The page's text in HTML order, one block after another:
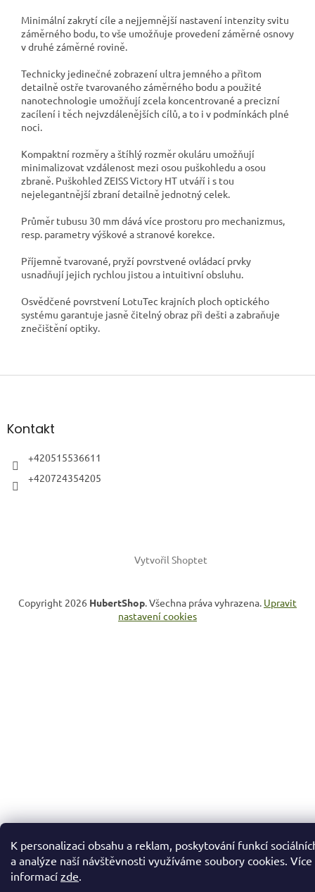
K personalizaci obsahu a reklam, poskytování funkcí
a analýze naší návštěvnosti využíváme soubory cookies. Více
informací zde.
Minimální zakrytí cíle a nejjemnější nastavení intenzity svitu
záměrného bodu, to vše umožňuje provedení záměrné osnovy
v druhé záměrné rovině.
Technicky jedinečné zobrazení ultra jemného a přitom
detailně ostře tvarovaného záměrného bodu a použité
nanotechnologie umožňují zcela koncentrované a precizní
zacílení i těch nejvzdálenějších cílů, a to i v podmínkách plné
noci.
Kompaktní rozměry a štíhlý rozměr okuláru umožňují
minimalizovat vzdálenost mezi osou puškohledu a osou
zbraně. Puškohled ZEISS Victory HT utváří i s tou
nejelegantnější zbraní detailně jednotný celek.
Průměr tubusu 30 mm dává více prostoru pro mechanizmus,
resp. parametry výškové a stranové korekce.
Příjemně tvarované, pryží povrstvené ovládací prvky
usnadňují jejich rychlou jistou a intuitivní obsluhu.
Osvědčené povrstvení LotuTec krajních ploch optického
systému garantuje jasně čitelný obraz při dešti a zabraňuje
znečištění optiky.
Z
aKontakt
+420515536611
+420724354205
Vytvořil Shoptet
Copyright 2026 HubertShop. Všechna práva vyhrazena. Upravit
nastavení cookies